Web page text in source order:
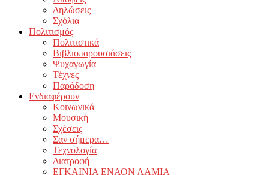
Δηλώσεις
Σχόλια
Πολιτισμός
Πολιτιστικά
Βιβλιοπαρουσιάσεις
Ψυχαγωγία
Τέχνες
Παράδοση
Ενδιαφέρουν
Κοινωνικά
Μουσική
Σχέσεις
Σαν σήμερα…
Τεχνολογία
Διατροφή
ΕΓΚΑΙΝΙΑ ΕΝΑΟΝ ΛΑΜΙΑ